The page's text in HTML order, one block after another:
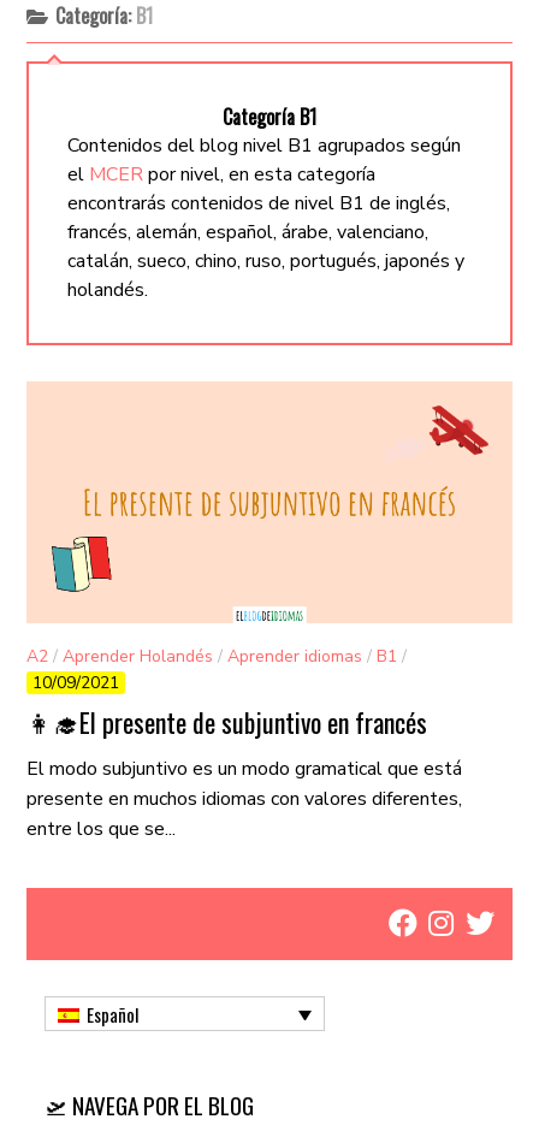
Categoría:B1
Categoría B1
Contenidos del blog nivel B1 agrupados según
el MCERpor nivel, en esta categoría
encontrarás contenidos de nivel B1 de inglés,
francés, alemán, español, árabe, valenciano,
catalán, sueco, chino, ruso, portugués, japonés y
holandés.
A2 /Aprender Holandés /Aprender idiomas /B1 /
Gramática/
10/09/2021
👩‍🎓El presente de subjuntivo en francés
El modo subjuntivo es un modo gramatical que está
presente en muchos idiomas con valores diferentes,
entre los que se...
Español
🛫 NAVEGA POR EL BLOG